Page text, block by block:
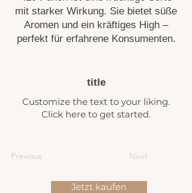
mit starker Wirkung. Sie bietet süße
Aromen und ein kräftiges High –
perfekt für erfahrene Konsumenten.
title
Customize the text to your liking.
Click here to get started.
Previous Next
Jetzt kaufen